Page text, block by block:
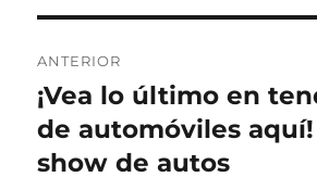
de
entradas
ANTERIOR
Entrada
anterior:
¡Vea lo último en
de automóviles
show de autos